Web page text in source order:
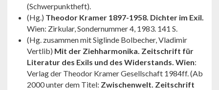
(Schwerpunktheft).
(Hg.) Theodor Kramer 1897-1958. Dichter im Exil.
Wien: Zirku­lar, Sondernummer 4, 1983. 141 S.
(Hg. zusammen mit Siglinde Bolbecher, Vladimir
Vertlib) Mit der Ziehharmonika. Zeitschrift für
Literatur des Exils und des Widerstands. Wien:
Verlag der Theodor Kramer Gesellschaft 1984ff. (Ab
2000 unter dem Titel: Zwischenwelt. Zeitschrift